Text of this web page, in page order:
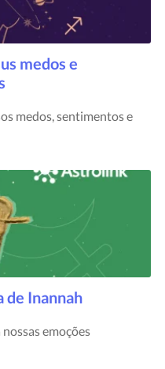
medos e
medos, sentimentos e
de Inannah
emoções